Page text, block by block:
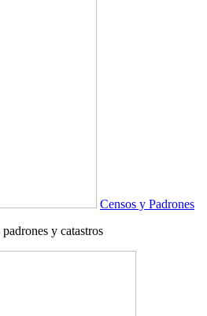
Censos y Padrones
y catastros